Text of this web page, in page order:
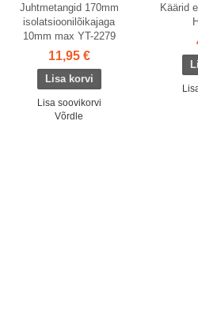
Juhtmetangid 170mm
isolatsioonilõikajaga
10mm max YT-2279
11,95 €
Lisa soovikorvi
Võrdle
Käärid